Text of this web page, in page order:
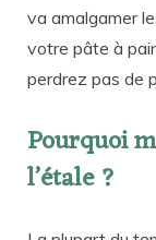
va amalgamer
votre pâte à
perdrez pas de
Pourquoi
l’étale ?